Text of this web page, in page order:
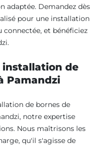
adaptée. Demandez dès
pour une installation
connectée, et bénéficiez
installation de
Pamandzi
de bornes de
notre expertise
Nous maîtrisons les
qu'il s'agisse de